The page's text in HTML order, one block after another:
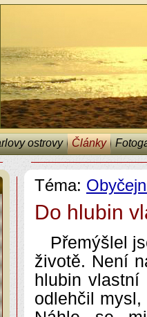
ostrovy Články
Téma:
Do hlubin
Přemýšlel
životě. Není
hlubin
odlehčil